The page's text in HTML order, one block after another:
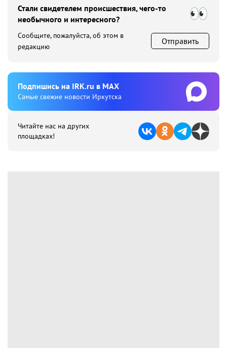
Стали свидетелем происшествия, чего-то
необычного и интересного?
Сообщите, пожалуйста, об этом в
редакцию
Отправить
Подпишиcь на IRK.ru в MAX
Cамые свежие новости Иркутска
Читайте нас на других
площадках!